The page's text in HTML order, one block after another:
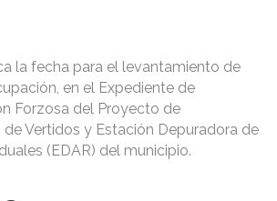
la fecha para el levantamiento de
en el Expediente de
Forzosa del Proyecto de
Vertidos y Estación Depuradora de
(EDAR) del municipio.